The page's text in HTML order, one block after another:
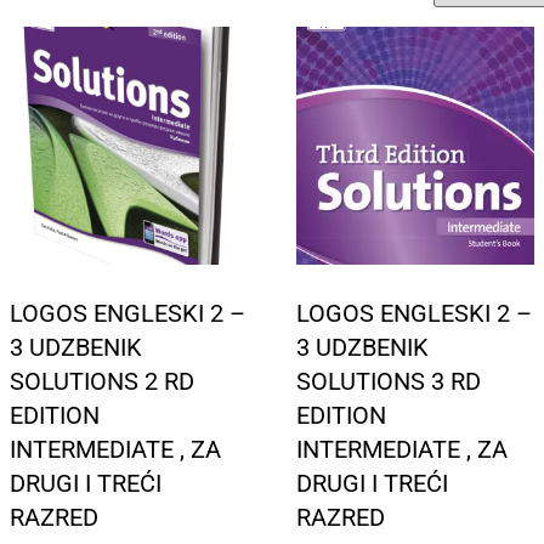
LOGOS ENGLESKI 2 –
3 UDZBENIK
SOLUTIONS 2 RD
EDITION
INTERMEDIATE , ZA
DRUGI I TREĆI
RAZRED
LOGOS ENGLESKI 2 –
3 UDZBENIK
SOLUTIONS 3 RD
EDITION
INTERMEDIATE , ZA
DRUGI I TREĆI
RAZRED